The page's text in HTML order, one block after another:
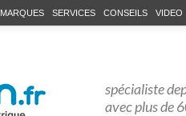
MARQUES SERVICES CONSEILS VIDEO
spécialiste
avec plus de